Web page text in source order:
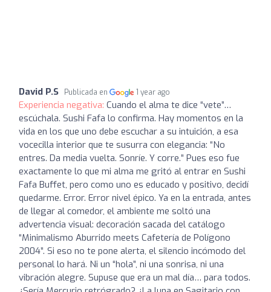
David P.S Publicada en 1 year ago
Experiencia negativa: Cuando el alma te dice “vete”…
escúchala. Sushi Fafa lo confirma. Hay momentos en la
vida en los que uno debe escuchar a su intuición, a esa
vocecilla interior que te susurra con elegancia: “No
entres. Da media vuelta. Sonríe. Y corre.” Pues eso fue
exactamente lo que mi alma me gritó al entrar en Sushi
Fafa Buffet, pero como uno es educado y positivo, decidí
quedarme. Error. Error nivel épico. Ya en la entrada, antes
de llegar al comedor, el ambiente me soltó una
advertencia visual: decoración sacada del catálogo
“Minimalismo Aburrido meets Cafetería de Polígono
2004”. Si eso no te pone alerta, el silencio incómodo del
personal lo hará. Ni un “hola”, ni una sonrisa, ni una
vibración alegre. Supuse que era un mal día… para todos.